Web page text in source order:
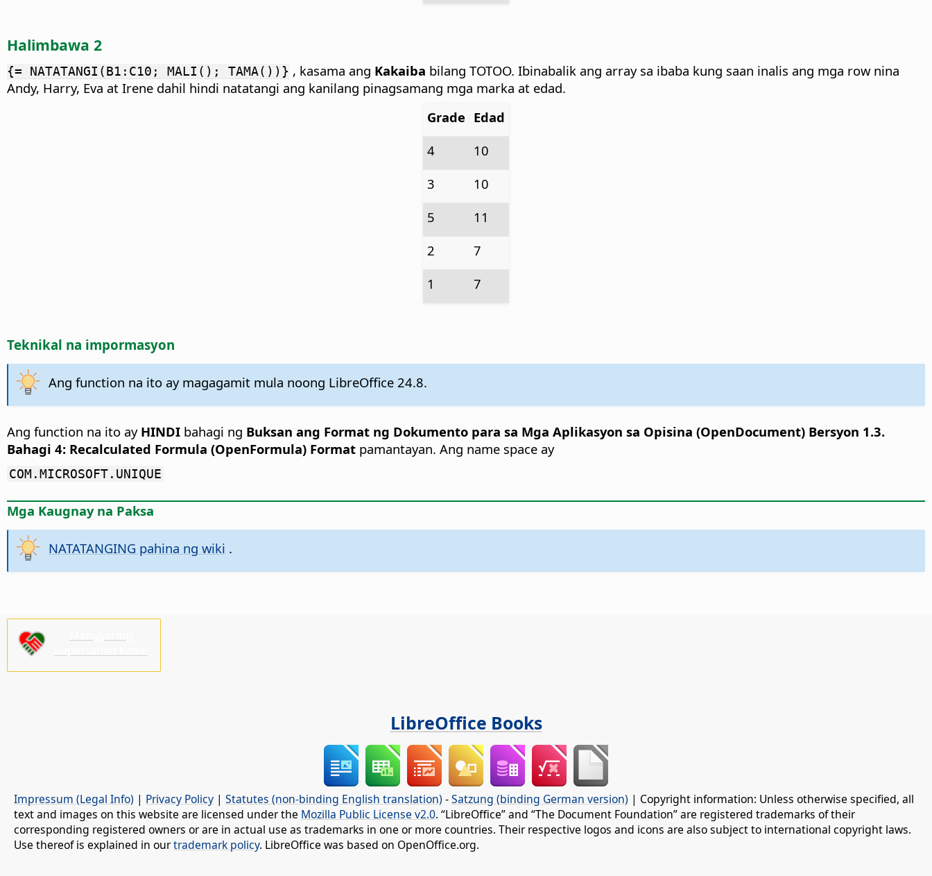
Halimbawa 2
{= NATATANGI(B1:C10; MALI(); TAMA())} , kasama ang Kakaiba bilang TOTOO. Ibinabalik ang array sa ibaba kung saan inalis ang mga row nina
Andy, Harry, Eva at Irene dahil hindi natatangi ang kanilang pinagsamang mga marka at edad.
Grade Edad
4
10
3
10
5
11
2
7
1
7
Teknikal na impormasyon
Ang function na ito ay magagamit mula noong LibreOffice 24.8.
Ang function na ito ayHINDI bahagi ng Buksan ang Format ng Dokumento para sa Mga Aplikasyon sa Opisina (OpenDocument) Bersyon 1.3.
Bahagi 4: Recalculated Formula (OpenFormula) Format pamantayan. Ang name space ay
COM.MICROSOFT.UNIQUE
Mga Kaugnay na Paksa
NATATANGING pahina ng wiki .
LibreOffice Books
Impressum (Legal Info) | Privacy Policy | Statutes (non-binding English translation) -Satzung (binding German version) | Copyright information: Unless otherwise specified, all
text and images on this website are licensed under the Mozilla Public License v2.0. “LibreOffice” and “The Document Foundation” are registered trademarks of their
corresponding registered owners or are in actual use as trademarks in one or more countries. Their respective logos and icons are also subject to international copyright laws.
Use thereof is explained in ourtrademark policy. LibreOffice was based on OpenOffice.org.